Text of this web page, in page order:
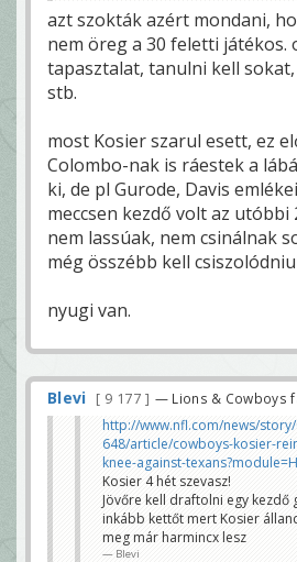
azt szokták azért mondani,
nem öreg a 30 feletti játékos.
tapasztalat, tanulni kell
stb.
most Kosier szarul esett, ez
Colombo-nak is ráestek a
ki, de pl Gurode, Davis
meccsen kezdő volt az utóbbi
nem lassúak, nem csinálnak
még összébb kell
nyugi van.
Blevi 9 177 — Lions & Cowboys
http://www.nfl.com/news/
648/article/cowboys-kosier-
knee-against-
Kosier 4 hét szevasz!
Jövőre kell draftolni egy kezdő
inkább kettőt mert Kosier
meg már harmincx lesz
Blevi